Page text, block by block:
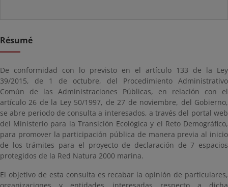
Résumé
De conformidad con lo previsto en el artículo 133 de la Ley
39/2015, de 1 de octubre, del Procedimiento Administrativo
Común de las Administraciones Públicas, en relación con el
artículo 26 de la Ley 50/1997, de 27 de noviembre, del Gobierno,
se abre periodo de consulta a interesados, a través del portal web
del Ministerio para la Transición Ecológica y el Reto Demográfico,
para promover la participación pública de manera previa al inicio
de los trámites para el proyecto de declaración de 7 espacios
protegidos de la Red Natura 2000 marina.
El objetivo de esta consulta es recabar la opinión de particulares,